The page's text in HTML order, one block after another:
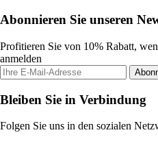
Abonnieren Sie unseren
Profitieren Sie von 10% Rabatt,
anmelden
Bleiben Sie in Verbindung
Folgen Sie uns in den sozialen